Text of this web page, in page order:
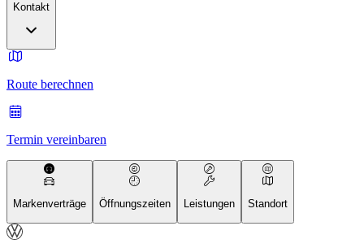
Kontakt
Route berechnen
Termin vereinbaren
Markenverträge Öffnungszeiten Leistungen Standort